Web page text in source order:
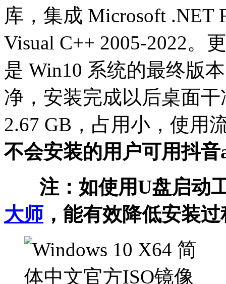
库，集成 Microsoft .NET
Visual C++ 2005-2022。
是 Win10 系统的最终版
净，安装完成以后桌面
2.67 GB，占用小，使用
不会安装的用户可用抖
注：如使用U盘启动
大师 ，能有效降低安装